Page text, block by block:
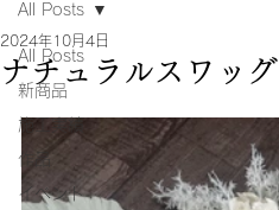
All Posts
新商品
施工実績
作品
イベント
All Posts
ナチュラルスワッグ
2024年10月4日